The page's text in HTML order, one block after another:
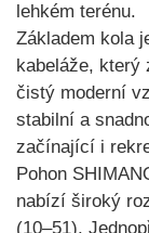
lehkém terénu.
Základem kola
kabeláže, který
čistý moderní
stabilní a
začínající i
Pohon
nabízí široký
(10–51).